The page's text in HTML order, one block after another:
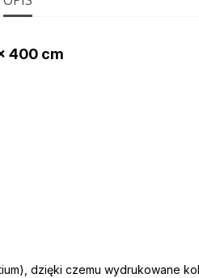
400 cm
dzięki czemu wydrukowane